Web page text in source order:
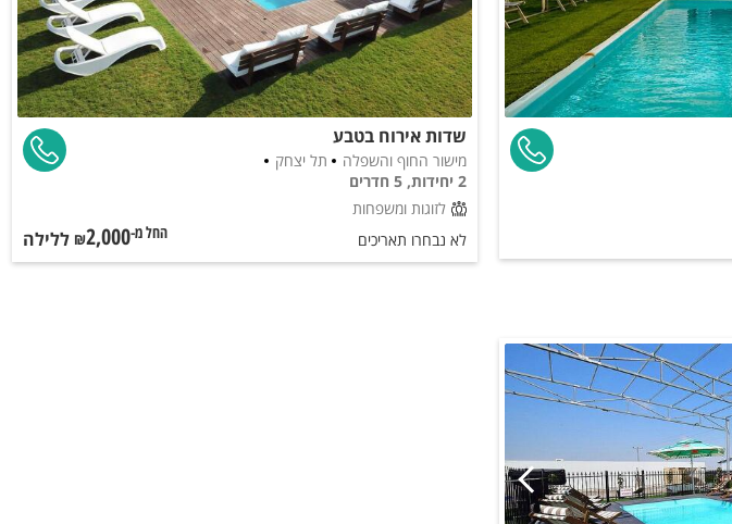
שדות אירוח בטבע
מישור החוף והשפלה
תל יצחק
2 יחידות, 5 חדרים
לזוגות ומשפחות
לא נבחרו תאריכים
החל מ-₪2,000 ללילה